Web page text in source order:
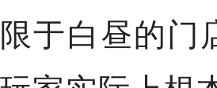
于白昼的